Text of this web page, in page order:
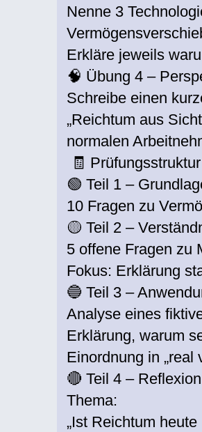
Nenne 3
Erkläre jeweils
🧠 Übung 4 –
Schreibe einen
„Reichtum aus
normalen
🧾 Prüfungsstruktur
🟢 Teil 1 –
10 Fragen zu
🟡 Teil 2 –
5 offene Fragen zu
Fokus: Erklärung
🔵 Teil 3 –
Analyse eines
Erklärung, warum
Einordnung in „real
🔴 Teil 4 –
Thema:
„Ist Reichtum